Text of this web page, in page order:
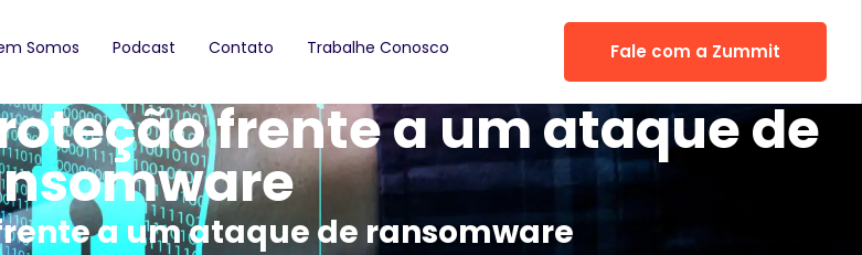
Somos Podcast Contato Trabalhe Conosco Fale com a Zummit
frente a um ataque de
a um ataque de ransomware